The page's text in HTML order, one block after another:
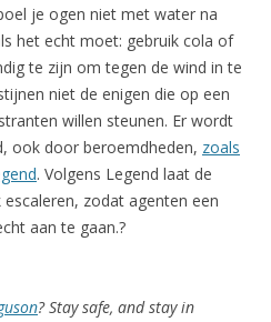
je ogen niet met water na
het echt moet: gebruik cola of
te zijn om tegen de wind in te
niet de enigen die op een
willen steunen. Er wordt
ook door beroemdheden, zoals
. Volgens Legend laat de
zodat agenten een
aan te gaan.?
? Stay safe, and stay in